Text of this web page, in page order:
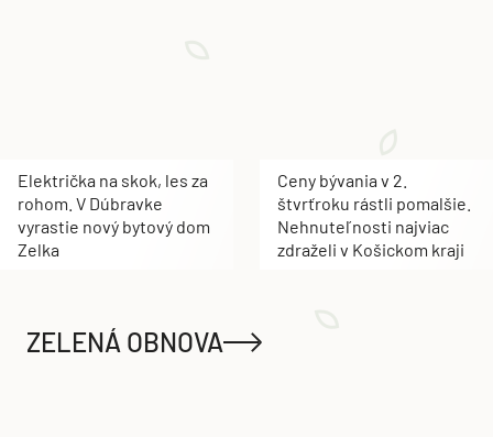
Električka na skok, les za
rohom. V Dúbravke
vyrastie nový bytový dom
Zelka
Ceny bývania v 2.
štvrťroku rástli pomalšie.
Nehnuteľnosti najviac
zdraželi v Košickom kraji
ZELENÁ OBNOVA